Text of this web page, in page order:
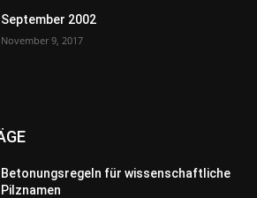
September 2002
November 9, 2017
Betonungsregeln für wissenschaftliche
Pilznamen